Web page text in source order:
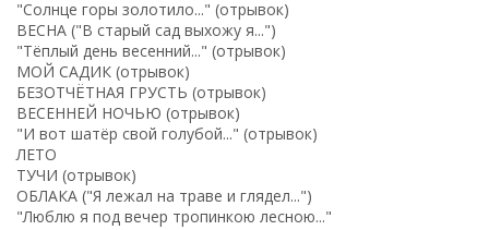
"Солнце горы золотило..." (отрывок)
ВЕСНА ("В старый сад выхожу я...")
"Тёплый день весенний..." (отрывок)
МОЙ САДИК (отрывок)
БЕЗОТЧЁТНАЯ ГРУСТЬ (отрывок)
ВЕСЕННЕЙ НОЧЬЮ (отрывок)
"И вот шатёр свой голубой..." (отрывок)
ЛЕТО
ТУЧИ (отрывок)
ОБЛАКА ("Я лежал на траве и глядел...")
"Люблю я под вечер тропинкою лесною..."